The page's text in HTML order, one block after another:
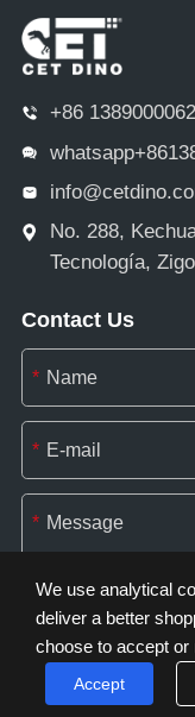
7) control del motor
adean
3500
+86
No. 288,
Tecnología,
Contact Us
*
*
*
*
We use analytical
deliver a better
choose to accept
Accept